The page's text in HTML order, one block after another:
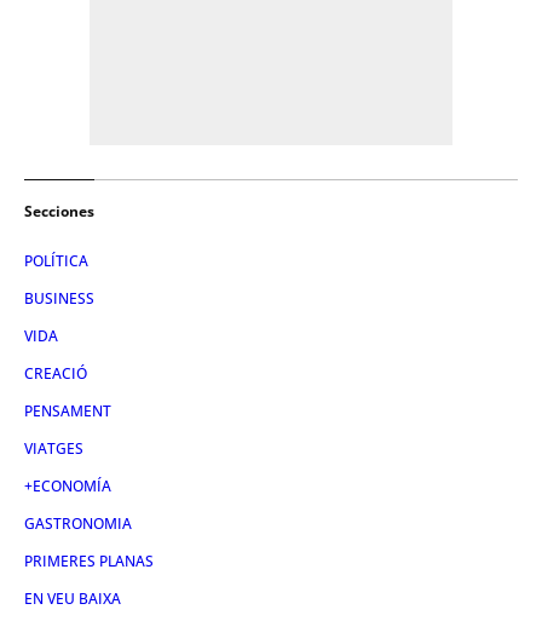
Secciones
POLÍTICA
BUSINESS
VIDA
CREACIÓ
PENSAMENT
VIATGES
+ECONOMÍA
GASTRONOMIA
PRIMERES PLANAS
EN VEU BAIXA